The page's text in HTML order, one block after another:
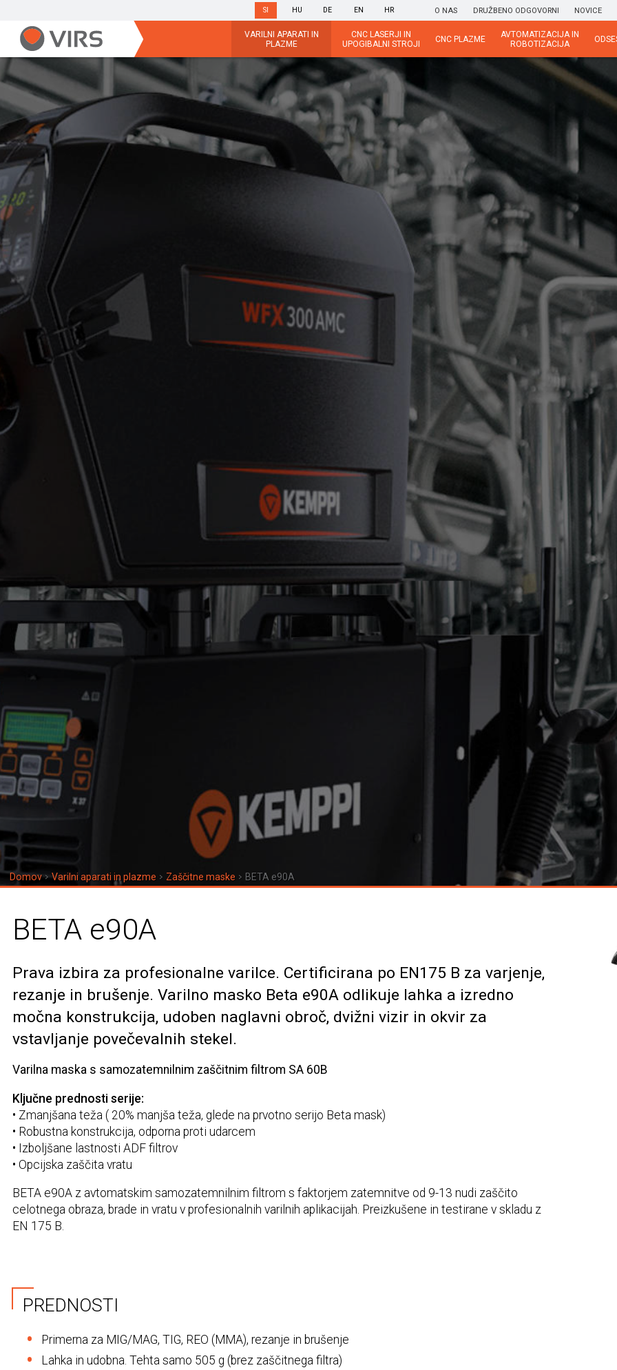
SI HU DE EN HR O NAS DRUŽBENO ODGOVORNI NOVICE
VARILNI APARATI IN
PLAZME
CNC LASERJI IN
UPOGIBALNI STROJI
CNC PLAZME
AVTOMATIZACIJA IN
ROBOTIZACIJA
Domov Varilni aparati in plazme Zaščitne maske BETA e90A
BETA e90A
Prava izbira za profesionalne varilce. Certificirana po EN175 B za varjenje,
rezanje in brušenje. Varilno masko Beta e90A odlikuje lahka a izredno
močna konstrukcija, udoben naglavni obroč, dvižni vizir in okvir za
vstavljanje povečevalnih stekel.
Varilna maska s samozatemnilnim zaščitnim filtrom SA 60B
Ključne prednosti serije:
• Zmanjšana teža ( 20% manjša teža, glede na prvotno serijo Beta mask)
• Robustna konstrukcija, odporna proti udarcem
• Izboljšane lastnosti ADF filtrov
• Opcijska zaščita vratu
BETA e90A z avtomatskim samozatemnilnim filtrom s faktorjem zatemnitve od 9-13 nudi zaščito
celotnega obraza, brade in vratu v profesionalnih varilnih aplikacijah. Preizkušene in testirane v skladu z
EN 175 B.
PREDNOSTI
Primerna za MIG/MAG, TIG, REO (MMA), rezanje in brušenje
Lahka in udobna. Tehta samo 505 g (brez zaščitnega filtra)